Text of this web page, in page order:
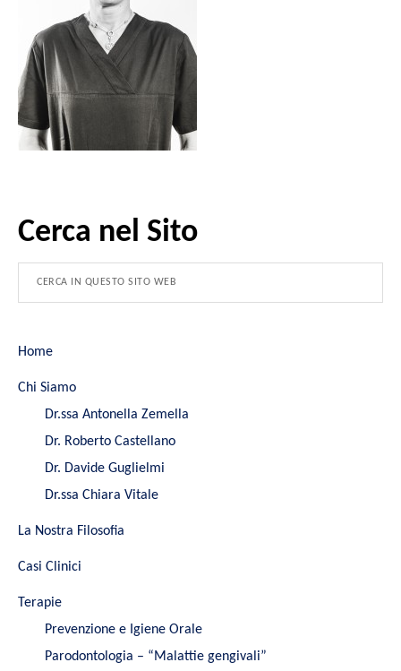
Cerca nel Sito
Home
Chi Siamo
Dr.ssa Antonella Zemella
Dr. Roberto Castellano
Dr. Davide Guglielmi
Dr.ssa Chiara Vitale
La Nostra Filosofia
Casi Clinici
Terapie
Prevenzione e Igiene Orale
Parodontologia – “Malattie gengivali”